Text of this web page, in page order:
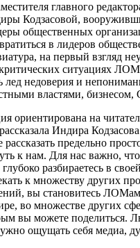
главного
Кодзасовой,
общественных
в лидеров
на первый взгляд
ситуациях
лед недоверия и
властями,
ориентирована на
Индира
рассказать предельно
к нам. Для нас важно,
разбираетесь в
к множеству других
вы становитесь
во множестве других
вы можете поделиться.
ощущать себя медиа,